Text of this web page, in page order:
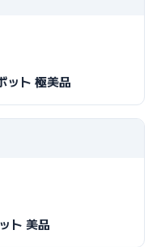
ト 極美品
ト 美品